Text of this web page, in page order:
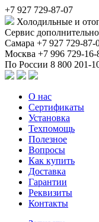
+7 927 729-87-07
Холодильные и
Сервис
Самара +7 927 729-87-
Москва +7 996 729-16-
По России 8 800 201-
О нас
Сертификаты
Установка
Техпомощь
Полезное
Вопросы
Как купить
Доставка
Гарантии
Реквизиты
Контакты